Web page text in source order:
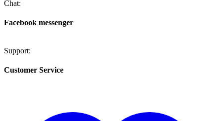
Chat:
Facebook messenger
Support:
Customer Service